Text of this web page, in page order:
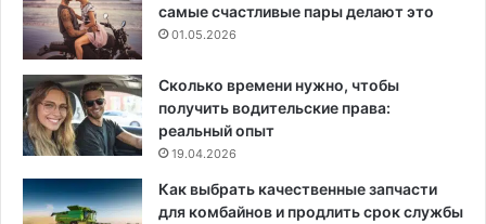
самые счастливые пары делают это
01.05.2026
Сколько времени нужно, чтобы
получить водительские права:
реальный опыт
19.04.2026
Как выбрать качественные запчасти
для комбайнов и продлить срок службы